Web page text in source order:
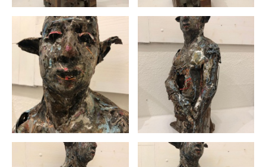
Oliver Wüest
Pango
Pascale Ettlin
Pedro Gonzalez Pulido
Philippe Maag
Rayder Balsinde (Raybal)
Raylven Friman